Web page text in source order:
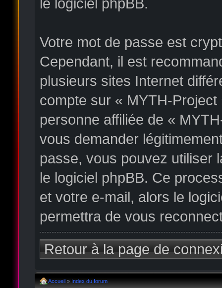
Votre mot de passe est
Cependant, il est
plusieurs sites Internet
compte sur « MYTH-
personne affiliée de «
vous demander
passe, vous pouvez utiliser
le logiciel phpBB. Ce
et votre e-mail, alors le
permettra de vous
Retour à la page de
Accueil » Index du forum